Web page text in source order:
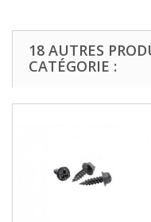
18 AUTRES
CATÉGORIE :